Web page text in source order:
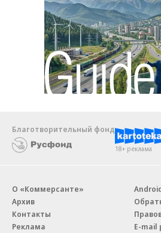
Благотворительный фонд
18+ реклама
О «Коммерсанте»
Архив
Контакты
Реклама
E-mail